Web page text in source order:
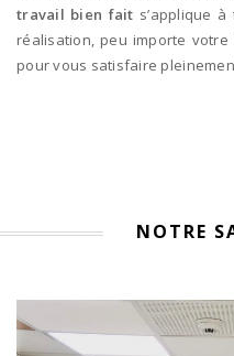
travail bien fait s’applique
réalisation, peu importe
pour vous satisfaire
NOTRE